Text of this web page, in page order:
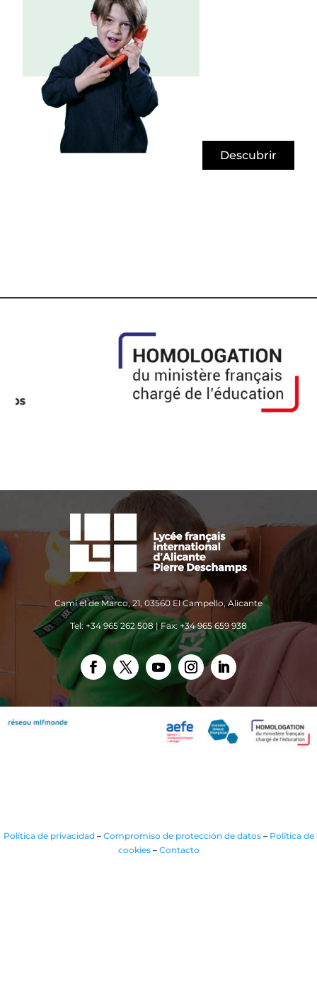
Descubrir
Camí el de Marco, 21, 03560 El Campello, Alicante
Tel: +34 965 262 508 | Fax: +34 965 659 938
Política de privacidad – Compromiso de protección de datos– Política de
cookies– Contacto